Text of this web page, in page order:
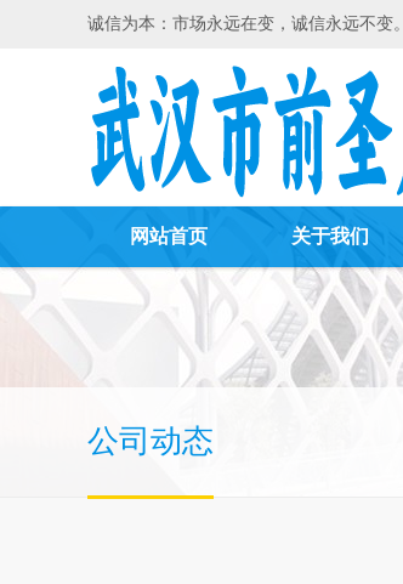
诚信为本：市场永远在变，诚信永远不变。
网站首页 关于我们
公司动态